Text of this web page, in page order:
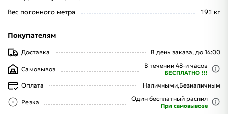
Вес погонного метра
19.1 кг
Покупателям
Доставка В день заказа, до 14:00
Самовывоз В течении 48-и часов
БЕСПЛАТНО !!!
Оплата Наличными,Безналичным
Резка Один бесплатный распил
При самовывозе